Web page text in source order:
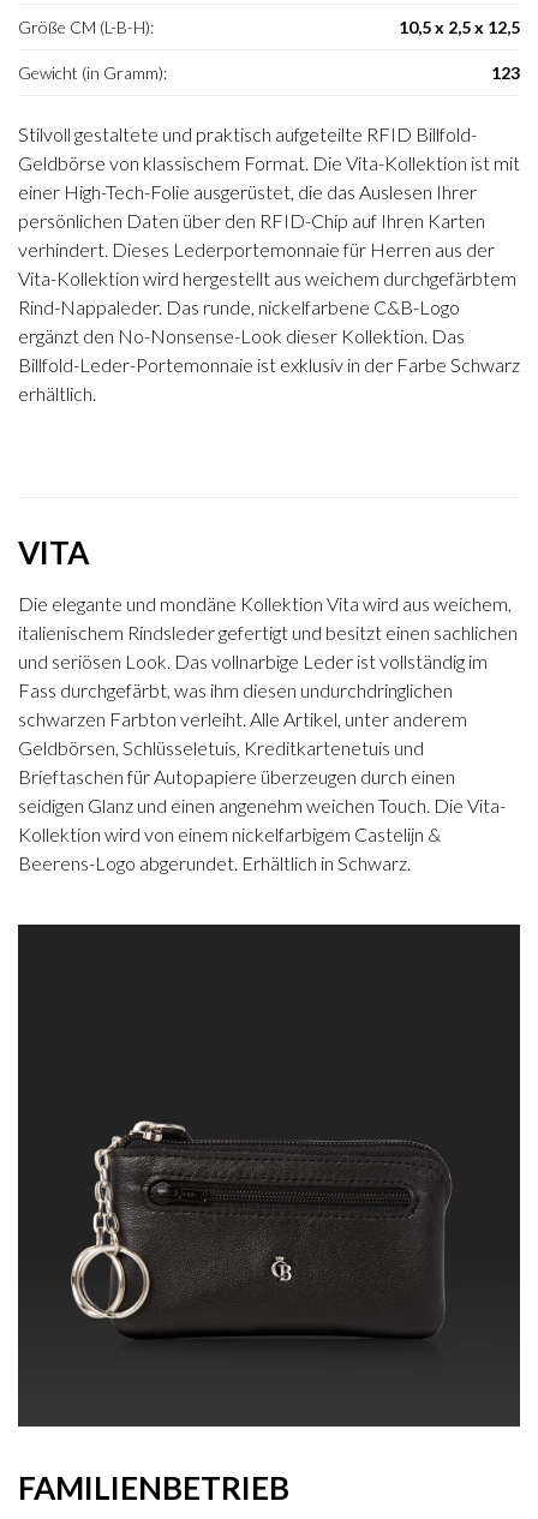
Größe CM (L-B-H): 10,5 x 2,5 x 12,5
Gewicht (in Gramm): 123
Stilvoll gestaltete und praktisch aufgeteilte RFID Billfold-
Geldbörse von klassischem Format. Die Vita-Kollektion ist mit
einer High-Tech-Folie ausgerüstet, die das Auslesen Ihrer
persönlichen Daten über den RFID-Chip auf Ihren Karten
verhindert. Dieses Lederportemonnaie für Herren aus der
Vita-Kollektion wird hergestellt aus weichem durchgefärbtem
Rind-Nappaleder. Das runde, nickelfarbene C&B-Logo
ergänzt den No-Nonsense-Look dieser Kollektion. Das
Billfold-Leder-Portemonnaie ist exklusiv in der Farbe Schwarz
erhältlich.
VITA
Die elegante und mondäne Kollektion Vita wird aus weichem,
italienischem Rindsleder gefertigt und besitzt einen sachlichen
und seriösen Look. Das vollnarbige Leder ist vollständig im
Fass durchgefärbt, was ihm diesen undurchdringlichen
schwarzen Farbton verleiht. Alle Artikel, unter anderem
Geldbörsen, Schlüsseletuis, Kreditkartenetuis und
Brieftaschen für Autopapiere überzeugen durch einen
seidigen Glanz und einen angenehm weichen Touch. Die Vita-
Kollektion wird von einem nickelfarbigem Castelijn &
Beerens-Logo abgerundet. Erhältlich in Schwarz.
FAMILIENBETRIEB